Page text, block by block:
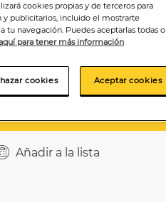
cristal Méndez 120g
kilo
Añadir a la lista
cookies propias y de terceros para
y publicitarios, incluido el mostrarte
tu navegación. Puedes aceptarlas todas o
para tener más información
cookies Aceptar cookies